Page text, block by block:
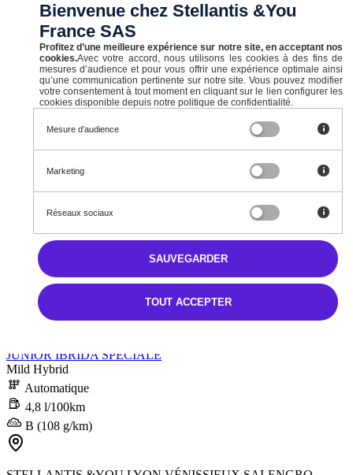
Neuf
Junior Ibrida MY25
JUNIOR IBRIDA SPECIALE
Mild Hybrid
Automatique
4,8 l/100km
B (108 g/km)
Bienvenue chez Stellantis &You
France SAS
Profitez d’une meilleure expérience sur notre site, en acceptant nos
cookies.Avec votre accord, nous utilisons les cookies à des fins de
mesures d’audience et pour vous offrir une expérience optimale ainsi
qu’une communication pertinente sur notre site. Vous pouvez modifier
votre consentement à tout moment en cliquant sur le lien configurer les
cookies disponible depuis notre politique de confidentialité.
Mesure d’audience
Marketing
Réseaux sociaux
TOUT ACCEPTER
SAUVEGARDER